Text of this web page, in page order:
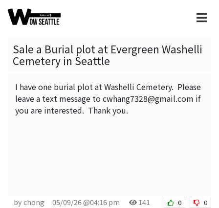
Sale a Burial plot at Evergreen Washelli
Cemetery in Seattle
I have one burial plot at Washelli Cemetery. Please
leave a text message to cwhang7328@gmail.com if
you are interested. Thank you.
by chong 05/09/26 @04:16 pm 141 0 0